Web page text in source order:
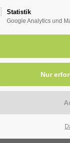
Top Music"
Statistik
Google Analytics und